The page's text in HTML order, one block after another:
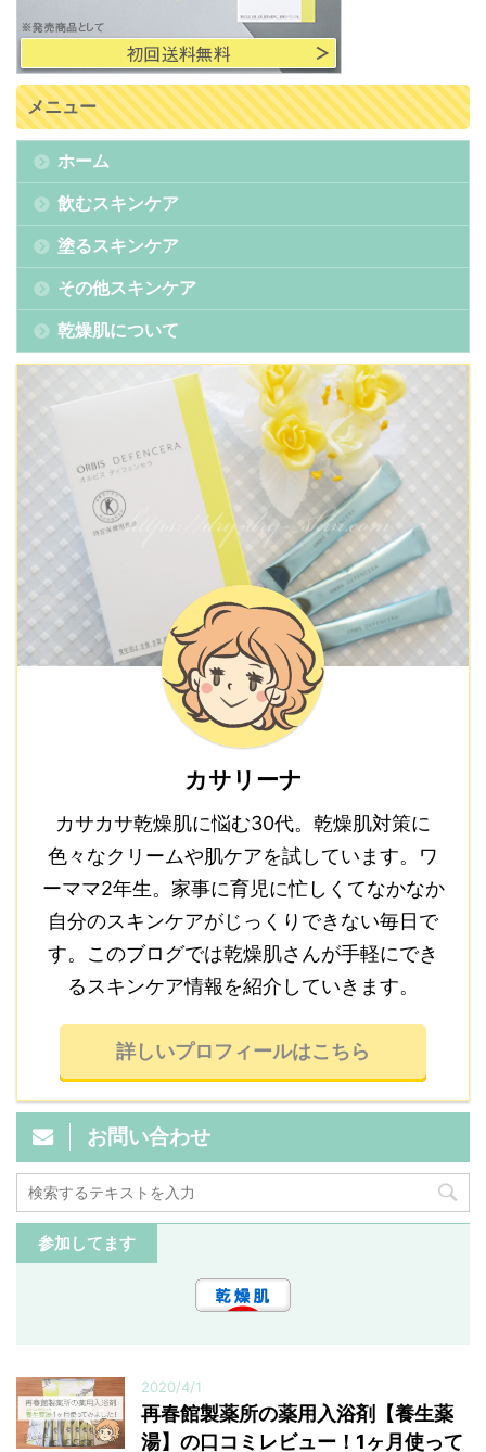
メニュー
ホーム
飲むスキンケア
塗るスキンケア
その他スキンケア
乾燥肌について
カサリーナ
カサカサ乾燥肌に悩む30代。乾燥肌対策に
色々なクリームや肌ケアを試しています。ワ
ーママ2年生。家事に育児に忙しくてなかなか
自分のスキンケアがじっくりできない毎日で
す。このブログでは乾燥肌さんが手軽にでき
るスキンケア情報を紹介していきます。
詳しいプロフィールはこちら
お問い合わせ
参加してます
2020/4/1
再春館製薬所の薬用入浴剤【養生薬
湯】の口コミレビュー！1ヶ月使って